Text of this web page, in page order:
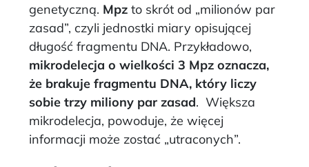
genetyczną. Mpz to skrót od „milionów par
zasad”, czyli jednostki miary opisującej
długość fragmentu DNA. Przykładowo,
mikrodelecja o wielkości 3 Mpz oznacza,
że brakuje fragmentu DNA, który liczy
sobie trzy miliony par zasad. Większa
mikrodelecja, powoduje, że więcej
informacji może zostać „utraconych”.